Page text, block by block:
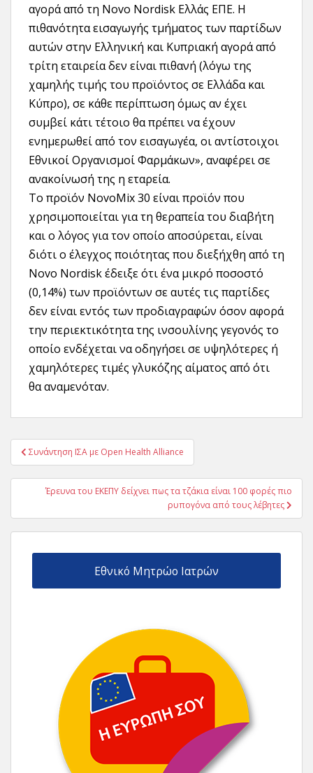
αγορά από τη Novo Nordisk Ελλάς ΕΠΕ. Η
πιθανότητα εισαγωγής τμήματος των παρτίδων
αυτών στην Ελληνική και Κυπριακή αγορά από
τρίτη εταιρεία δεν είναι πιθανή (λόγω της
χαμηλής τιμής του προϊόντος σε Ελλάδα και
Κύπρο), σε κάθε περίπτωση όμως αν έχει
συμβεί κάτι τέτοιο θα πρέπει να έχουν
ενημερωθεί από τον εισαγωγέα, οι αντίστοιχοι
Εθνικοί Οργανισμοί Φαρμάκων», αναφέρει σε
ανακοίνωσή της η εταρεία.
Το προϊόν NovoMix 30 είναι προϊόν που
χρησιμοποιείται για τη θεραπεία του διαβήτη
και ο λόγος για τον οποίο αποσύρεται, είναι
διότι ο έλεγχος ποιότητας που διεξήχθη από τη
Novo Nordisk έδειξε ότι ένα μικρό ποσοστό
(0,14%) των προϊόντων σε αυτές τις παρτίδες
δεν είναι εντός των προδιαγραφών όσον αφορά
την περιεκτικότητα της ινσουλίνης γεγονός το
οποίο ενδέχεται να οδηγήσει σε υψηλότερες ή
χαμηλότερες τιμές γλυκόζης αίματος από ότι
θα αναμενόταν.
Πλοήγηση
άρθρων
Συνάντηση ΙΣΑ με Open Health Alliance
Έρευνα του ΕΚΕΠΥ δείχνει πως τα τζάκια είναι 100 φορές πιο
ρυπογόνα από τους λέβητες
Εθνικό Μητρώο Ιατρών